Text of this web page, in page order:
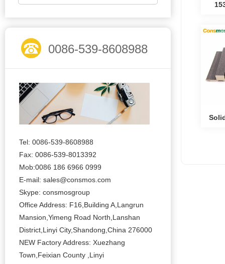
0086-539-8608988
Tel: 0086-539-8608988
Fax: 0086-539-8013392
Mob:0086 186 6966 0999
E-mail: sales@consmos.com
Skype: consmosgroup
Office Address: F16,Building A,Langrun
Mansion,Yimeng Road North,Lanshan
District,Linyi City,Shandong,China 276000
NEW Factory Address: Xuezhang
Town,Feixian County ,Linyi